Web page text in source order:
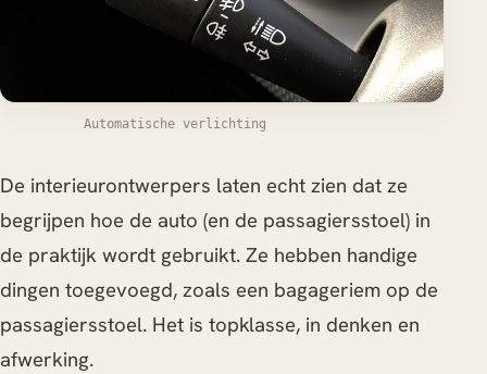
Automatische verlichting
De interieurontwerpers laten echt zien dat ze
begrijpen hoe de auto (en de passagiersstoel) in
de praktijk wordt gebruikt. Ze hebben handige
dingen toegevoegd, zoals een bagageriem op de
passagiersstoel. Het is topklasse, in denken en
afwerking.